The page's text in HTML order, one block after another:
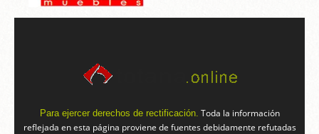
Para ejercer derechos de rectificación. Toda la información
reflejada en esta página proviene de fuentes debidamente refutadas